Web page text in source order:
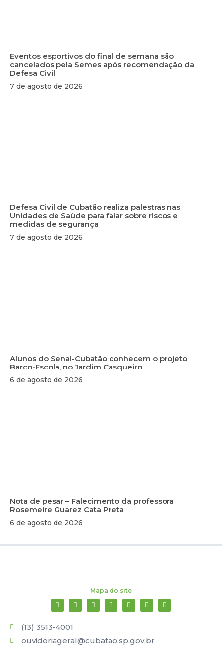
Eventos esportivos do final de semana são
cancelados pela Semes após recomendação da
Defesa Civil
7 de agosto de 2026
Defesa Civil de Cubatão realiza palestras nas
Unidades de Saúde para falar sobre riscos e
medidas de segurança
7 de agosto de 2026
Alunos do Senai-Cubatão conhecem o projeto
Barco-Escola, no Jardim Casqueiro
6 de agosto de 2026
Nota de pesar – Falecimento da professora
Rosemeire Guarez Cata Preta
6 de agosto de 2026
Mapa do site
(13) 3513-4001
ouvidoriageral@cubatao.sp.gov.br